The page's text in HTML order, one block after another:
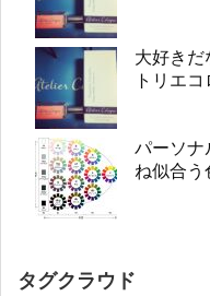
大好きだ
トリエ
パーソ
ね似合う
タグクラウド